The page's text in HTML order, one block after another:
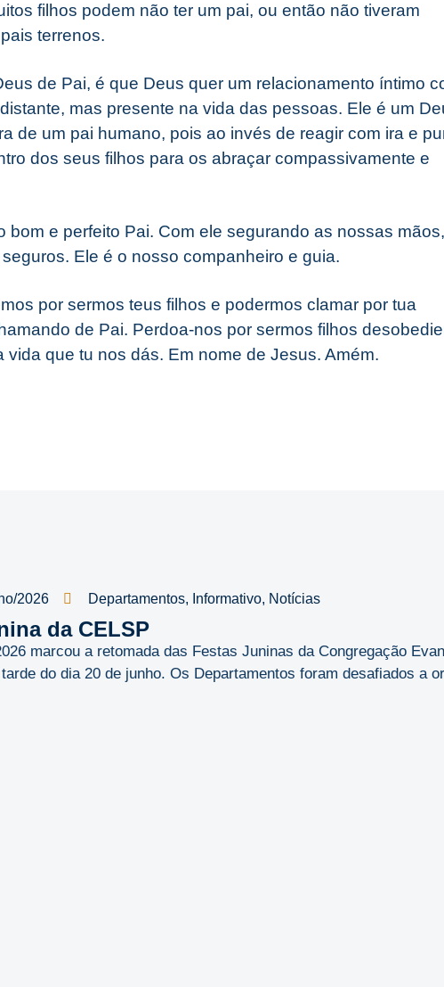
filhos podem não ter um pai, ou então não tiveram
terrenos.
de Pai, é que Deus quer um relacionamento íntimo
mas presente na vida das pessoas. Ele é um
de um pai humano, pois ao invés de reagir com ira e
dos seus filhos para os abraçar compassivamente e
bom e perfeito Pai. Com ele segurando as nossas mãos,
Ele é o nosso companheiro e guia.
por sermos teus filhos e podermos clamar por tua
de Pai. Perdoa-nos por sermos filhos
que tu nos dás. Em nome de Jesus. Amém.
2026 Departamentos, Informativo, Notícias
da CELSP
marcou a retomada das Festas Juninas da Congregação
do dia 20 de junho. Os Departamentos foram desafiados a